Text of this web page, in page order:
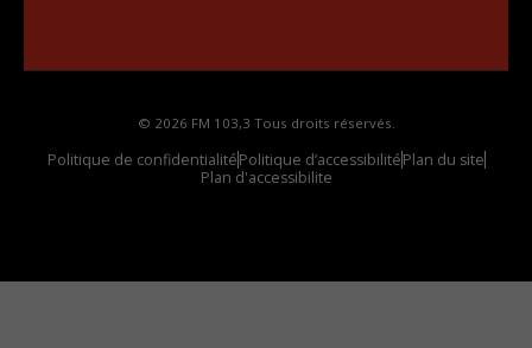
© 2026 FM 103,3 Tous droits réservés.
Politique de confidentialitéPolitique d’accessibilitéPlan du site
Plan d'accessibilite